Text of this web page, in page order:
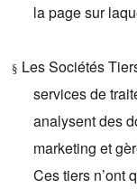
la page sur
§ Les Sociétés
services de
analysent des
marketing et
Ces tiers n’ont